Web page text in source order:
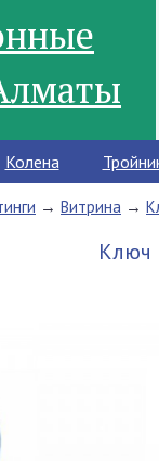
Колена
→ Витрина →
Ключ